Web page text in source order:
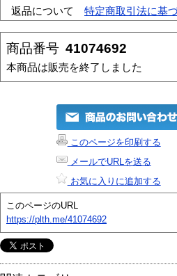
返品について
特定商取引法に基
商品番号 41074692
本商品は販売を終了しました
このページを印刷する
メールでURLを送る
お気に入りに追加する
このページのURL
https://plth.me/41074692